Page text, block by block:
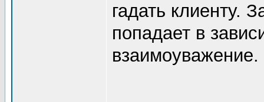
гадать клиенту.
попадает в
взаимоуважение.